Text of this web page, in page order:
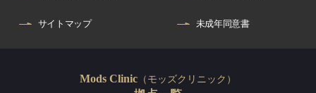
サイトマップ 未成年同意書
Mods Clinic （モッズクリニック）